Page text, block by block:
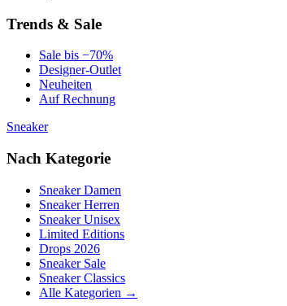
Trends & Sale
Sale bis −70%
Designer-Outlet
Neuheiten
Auf Rechnung
Sneaker
Nach Kategorie
Sneaker Damen
Sneaker Herren
Sneaker Unisex
Limited Editions
Drops 2026
Sneaker Sale
Sneaker Classics
Alle Kategorien →